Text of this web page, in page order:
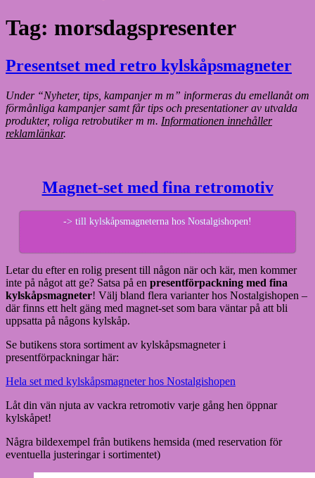
Tag: morsdagspresenter
Presentset med retro kylskåpsmagneter
Under “Nyheter, tips, kampanjer m m” informeras du emellanåt om
förmånliga kampanjer samt får tips och presentationer av utvalda
produkter, roliga retrobutiker m m. Informationen innehåller
reklamlänkar.
Magnet-set med fina retromotiv
-> till kylskåpsmagneterna hos Nostalgishopen!
Letar du efter en rolig present till någon när och kär, men kommer
inte på något att ge? Satsa på en presentförpackning med fina
kylskåpsmagneter! Välj bland flera varianter hos Nostalgishopen –
där finns ett helt gäng med magnet-set som bara väntar på att bli
uppsatta på någons kylskåp.
Se butikens stora sortiment av kylskåpsmagneter i
presentförpackningar här:
Hela set med kylskåpsmagneter hos Nostalgishopen
Låt din vän njuta av vackra retromotiv varje gång hen öppnar
kylskåpet!
Några bildexempel från butikens hemsida (med reservation för
eventuella justeringar i sortimentet)